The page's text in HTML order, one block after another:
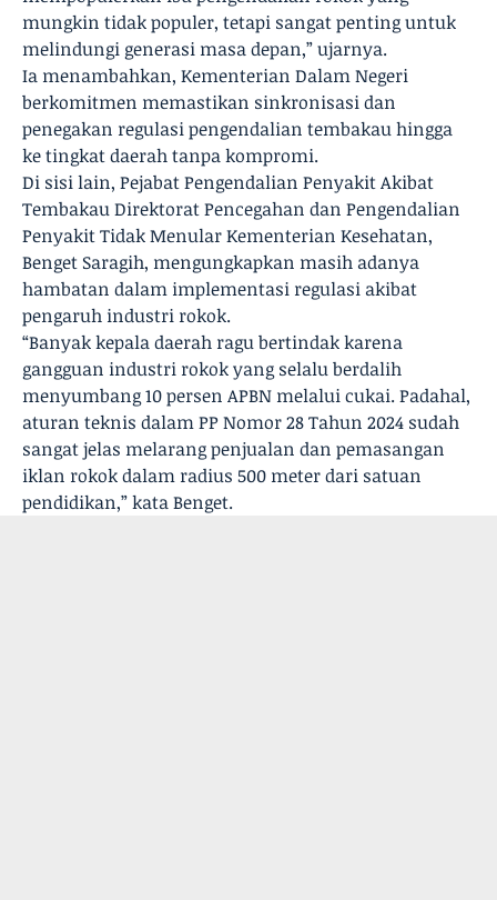
mungkin tidak populer, tetapi sangat penting untuk
melindungi generasi masa depan,” ujarnya.
Ia menambahkan, Kementerian Dalam Negeri
berkomitmen memastikan sinkronisasi dan
penegakan regulasi pengendalian tembakau hingga
ke tingkat daerah tanpa kompromi.
Di sisi lain, Pejabat Pengendalian Penyakit Akibat
Tembakau Direktorat Pencegahan dan Pengendalian
Penyakit Tidak Menular Kementerian Kesehatan,
Benget Saragih, mengungkapkan masih adanya
hambatan dalam implementasi regulasi akibat
pengaruh industri rokok.
“Banyak kepala daerah ragu bertindak karena
gangguan industri rokok yang selalu berdalih
menyumbang 10 persen APBN melalui cukai. Padahal,
aturan teknis dalam PP Nomor 28 Tahun 2024 sudah
sangat jelas melarang penjualan dan pemasangan
iklan rokok dalam radius 500 meter dari satuan
pendidikan,” kata Benget.